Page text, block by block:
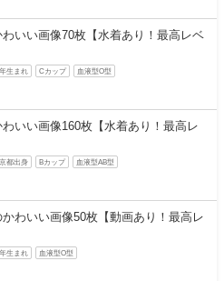
いい画像70枚【水着あり！最高レベ
生まれ Cカップ 血液型O型
いい画像160枚【水着あり！最高レ
都出身 Bカップ 血液型AB型
わいい画像50枚【動画あり！最高レ
生まれ 血液型O型